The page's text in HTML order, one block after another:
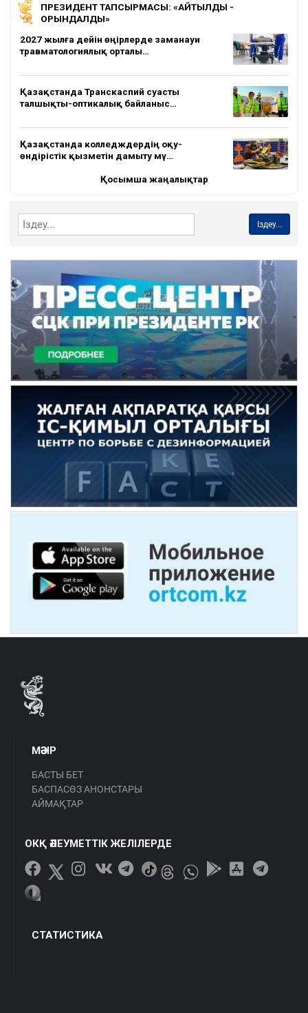
ПРЕЗИДЕНТ ТАПСЫРМАСЫ: «АЙТЫЛДЫ -
ОРЫНДАЛДЫ»
2027 жылға дейін өңірлерде заманауи
травматологиялық орталы…
Қазақстанда Транскаспий суасты
талшықты-оптикалық байланыс…
Қазақстанда колледждердің оқу-
өндірістік қызметін дамыту мү…
Қосымша жаңалықтар
Іздеу...
МӘЗІР
БАСТЫ БЕТ
БАСПАСӨЗ АНОНСТАРЫ
АЙМАҚТАР
ОКҚ ӘЛЕУМЕТТІК ЖЕЛІЛЕРДЕ
СТАТИСТИКА